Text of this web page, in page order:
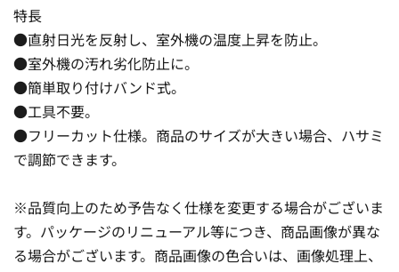
特長
●直射日光を反射し、室外機の温度上昇を防止。
●室外機の汚れ劣化防止に。
●簡単取り付けバンド式。
●工具不要。
●フリーカット仕様。商品のサイズが大きい場合、ハサミ
で調節できます。
※品質向上のため予告なく仕様を変更する場合がございま
す。パッケージのリニューアル等につき、商品画像が異な
る場合がございます。商品画像の色合いは、画像処理上、